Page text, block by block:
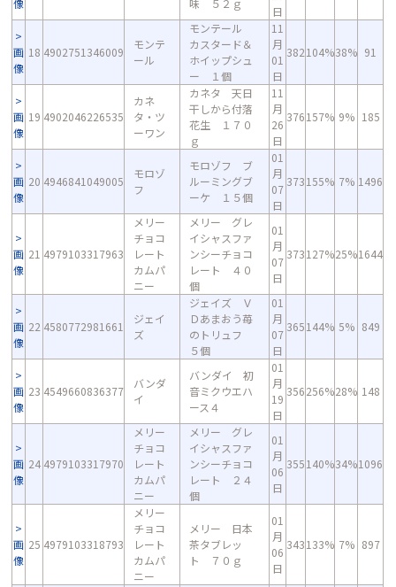
像
味 ５２ｇ
日
画
像
18 4902751346009
モンテ
ール
モンテール
カスタード＆
ホイップシュ
ー １個
11
月
01
日
382104%38% 91
画
像
19 4902046226535
カネ
タ・ツ
ーワン
カネタ 天日
干しから付落
花生 １７０
ｇ
11
月
26
日
376157% 9% 185
画
像
20 4946841049005
モロゾ
フ
モロゾフ ブ
ルーミングブ
ーケ １５個
01
月
07
日
373155% 7% 1496
画
像
21 4979103317963
メリー
チョコ
レート
カムパ
ニー
メリー グレ
イシャスファ
ンシーチョコ
レート ４０
個
01
月
07
日
373127%25%1644
画
像
22 4580772981661
ジェイ
ズ
ジェイズ Ｖ
Ｄあまおう苺
のトリュフ
５個
01
月
07
日
365144% 5% 849
画
像
23 4549660836377
バンダ
イ
バンダイ 初
音ミクウエハ
ース４
01
月
19
日
356256%28% 148
画
像
24 4979103317970
メリー
チョコ
レート
カムパ
ニー
メリー グレ
イシャスファ
ンシーチョコ
レート ２４
個
01
月
06
日
355140%34%1096
画
像
25 4979103318793
メリー
チョコ
レート
カムパ
ニー
メリー 日本
茶タブレッ
ト ７０ｇ
01
月
06
日
343133% 7% 897